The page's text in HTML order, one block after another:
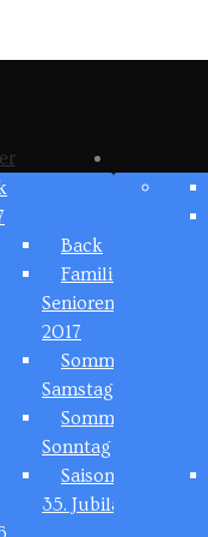
Back
Familien &
Seniorenfasching
2017
Sommerfest 2017
Samstag
Sommerfest 2017
Sonntag
Saisonstart zum
35. Jubiläum